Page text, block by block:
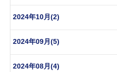
2024年10月(2)
2024年09月(5)
2024年08月(4)